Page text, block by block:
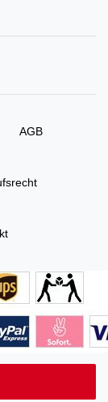
AGB